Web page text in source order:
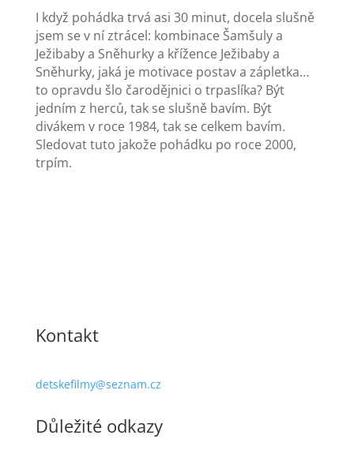
I když pohádka trvá asi 30 minut, docela slušně
jsem se v ní ztrácel: kombinace Šamšuly a
Ježibaby a Sněhurky a křížence Ježibaby a
Sněhurky, jaká je motivace postav a zápletka…
to opravdu šlo čarodějnici o trpaslíka? Být
jedním z herců, tak se slušně bavím. Být
divákem v roce 1984, tak se celkem bavím.
Sledovat tuto jakože pohádku po roce 2000,
trpím.
Kontakt
detskefilmy@seznam.cz
Důležité odkazy